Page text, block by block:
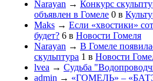
Narayan → Конкурс
объявлен в Гомеле 0 в
Maks → Если «хвостики»
будет? 6 в Новости Гомеля
Narayan → В Гомеле
скульптура 1 в Новости
lvea → Судьба
admin → «ГОМЕЛЬ» –